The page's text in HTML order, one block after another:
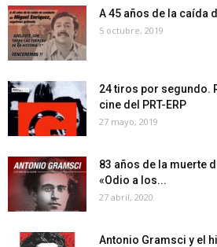
A 45 años de la caída
5 octubre, 2019
24 tiros por segundo.
cine del PRT-ERP
27 mayo, 2019
83 años de la muerte
«Odio a los...
27 abril, 2020
Antonio Gramsci y el